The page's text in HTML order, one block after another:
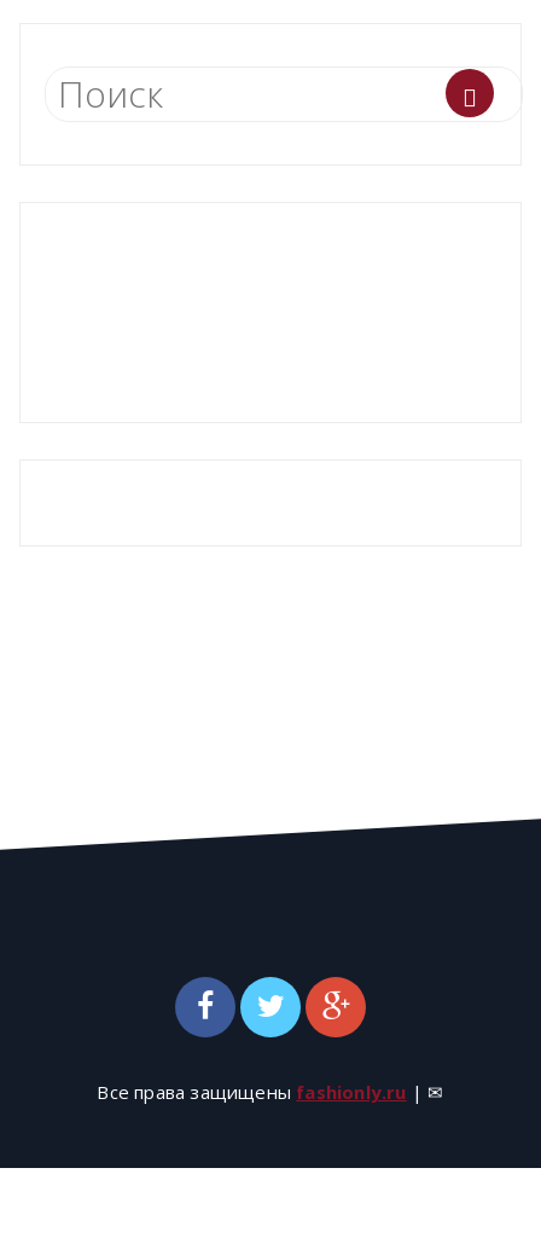
Все права защищены fashionly.ru | ✉